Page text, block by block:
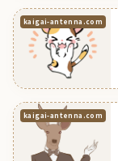
kaigai-antenna.com
kaigai-antenna.com